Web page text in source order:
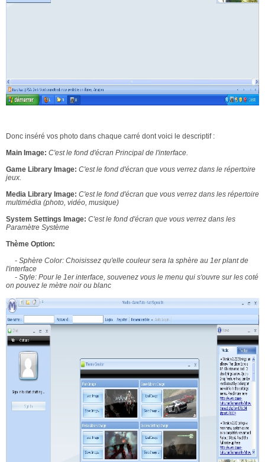
Donc inséré vos photo dans chaque carré dont voici le descriptif :
Main Image: C'est le fond d'écran Principal de l'interface.
Game Library Image: C'est le fond d'écran que vous verrez dans le répertoire
jeux.
Media Library Image: C'est le fond d'écran que vous verrez dans les répertoire
multimédia (photo, vidéo, musique)
System Settings Image: C'est le fond d'écran que vous verrez dans les
Paramètre Système
Thème Option:
- Sphère Color: Choisissez qu'elle couleur sera la sphère au 1er plant de
l'interface
- Style: Pour le 1er interface, souvenez vous le menu qui s'ouvre sur les coté
on pouvez le mètre noir ou blanc